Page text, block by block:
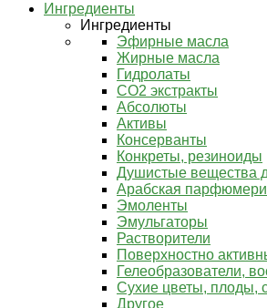
Ингредиенты
Ингредиенты
Эфирные масла
Жирные масла
Гидролаты
СО2 экстракты
Абсолюты
Активы
Консерванты
Конкреты, резиноиды
Душистые вещества
Арабская
Эмоленты
Эмульгаторы
Растворители
Поверхностно
Гелеобразователи,
Сухие цветы, плоды,
Другое